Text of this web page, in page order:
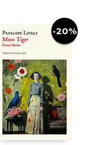
-20%